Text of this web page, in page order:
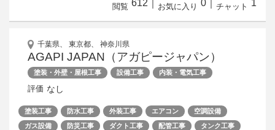
閲覧 612 お気に入り 0 チャット 1
千葉県、 東京都、 神奈川県
AGAPI JAPAN（アガピージャパン）
塗装・外壁・屋根工事 設備工事 内装・電気工事
評価 なし
塗装工事 防水工事 外装工事 エアコン
空調設備
ガス設備
防災工事 ダクト工事 配管工事
タンク工事